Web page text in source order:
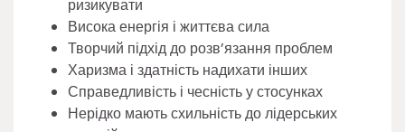
ризикувати
Висока енергія і життєва сила
Творчий підхід до розв’язання проблем
Харизма і здатність надихати інших
Справедливість і чесність у стосунках
Нерідко мають схильність до лідерських